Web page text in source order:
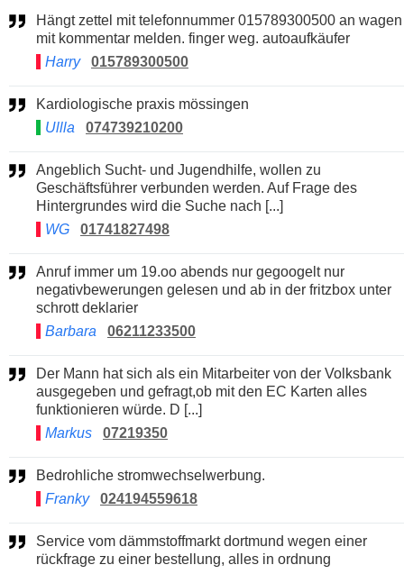
Hängt zettel mit telefonnummer 015789300500 an wagen
mit kommentar melden. finger weg. autoaufkäufer
Harry
015789300500
Kardiologische praxis mössingen
Ullla
074739210200
Angeblich Sucht- und Jugendhilfe, wollen zu
Geschäftsführer verbunden werden. Auf Frage des
Hintergrundes wird die Suche nach [...]
WG
01741827498
Anruf immer um 19.oo abends nur gegoogelt nur
negativbewerungen gelesen und ab in der fritzbox unter
schrott deklarier
Barbara
06211233500
Der Mann hat sich als ein Mitarbeiter von der Volksbank
ausgegeben und gefragt,ob mit den EC Karten alles
funktionieren würde. D [...]
Markus
07219350
Bedrohliche stromwechselwerbung.
Franky
024194559618
Service vom dämmstoffmarkt dortmund wegen einer
rückfrage zu einer bestellung, alles in ordnung